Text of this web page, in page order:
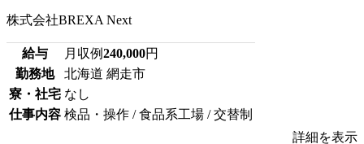
株式会社BREXA Next
給与 月収例240,000円
勤務地
北海道 網走市
寮・社宅 なし
仕事内容 検品・操作 / 食品系工場 / 交替制
詳細を表示